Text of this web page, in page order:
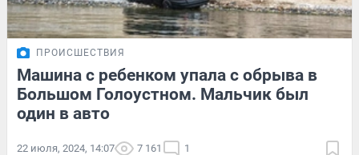
ПРОИСШЕСТВИЯ
Машина с ребенком упала с обрыва в
Большом Голоустном. Мальчик был
один в авто
22 июля, 2024, 14:07 7 161 1